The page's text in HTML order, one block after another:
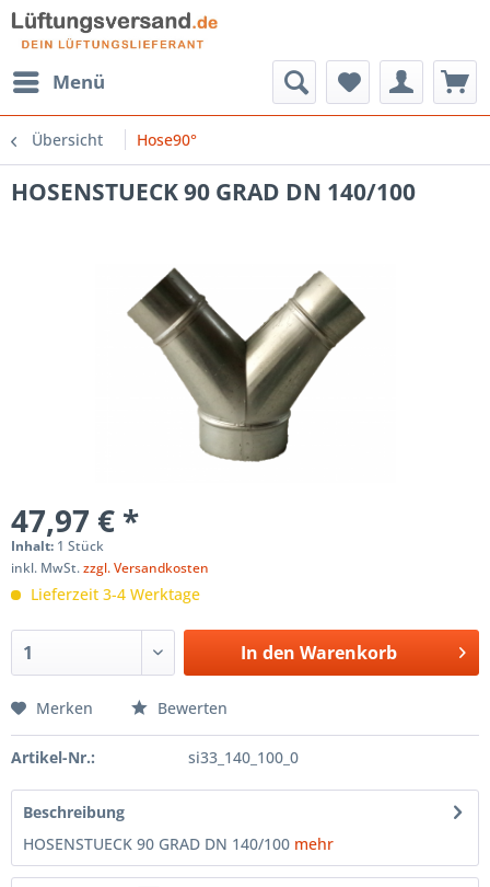
Menü
Übersicht Hose90°
HOSENSTUECK 90 GRAD DN 140/100
47,97 € *
Inhalt: 1 Stück
inkl. MwSt.zzgl. Versandkosten
Lieferzeit 3-4 Werktage
In den Warenkorb
Merken Bewerten
Artikel-Nr.: si33_140_100_0
Beschreibung
HOSENSTUECK 90 GRAD DN 140/100 mehr